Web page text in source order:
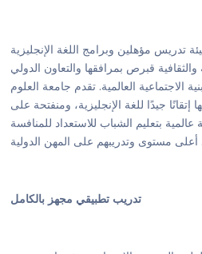
تدريس مؤهلين وبرامج اللغة الإنجليزية
قبرص بمرافقها والتعاون الدولي
الاجتماعية العالمية. تقدم جامعة العلوم
إتقانًا جيدًا للغة الإنجليزية، ومنفتحة على
عالمية بتعليم الشباب للاستعداد للمنافسة
تدريب تطبيقي مجهز بالكامل